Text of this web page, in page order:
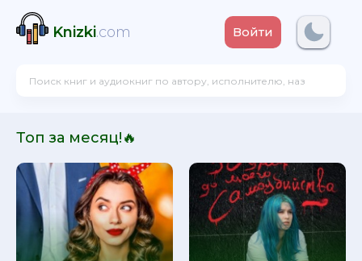
Knizki.com Войти
Топ за месяц!🔥